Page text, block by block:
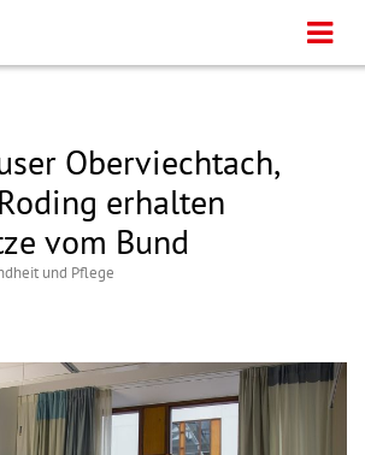
Oberviechtach,
erhalten
vom Bund
und Pflege